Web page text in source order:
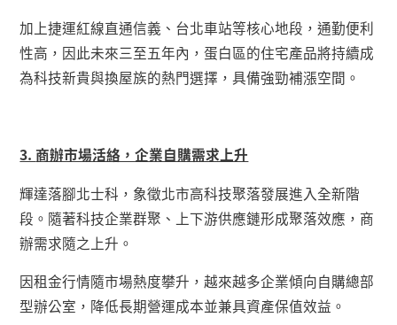
加上捷運紅線直通信義、台北車站等核心地段，通勤便利
性高，因此未來三至五年內，蛋白區的住宅產品將持續成
為科技新貴與換屋族的熱門選擇，具備強勁補漲空間。
3.商辦市場活絡，企業自購需求上升
輝達落腳北士科，象徵北市高科技聚落發展進入全新階
段。隨著科技企業群聚、上下游供應鏈形成聚落效應，商
辦需求隨之上升。
因租金行情隨市場熱度攀升，越來越多企業傾向自購總部
型辦公室，降低長期營運成本並兼具資產保值效益。